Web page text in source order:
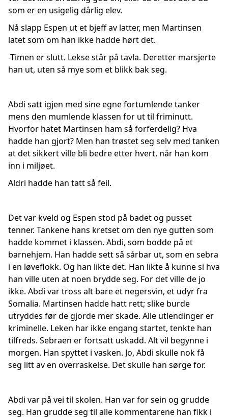
som er en usigelig dårlig elev.
Nå slapp Espen ut et bjeff av latter, men Martinsen
latet som om han ikke hadde hørt det.
-Timen er slutt. Lekse står på tavla. Deretter marsjerte
han ut, uten så mye som et blikk bak seg.
Abdi satt igjen med sine egne fortumlende tanker
mens den mumlende klassen for ut til friminutt.
Hvorfor hatet Martinsen ham så forferdelig? Hva
hadde han gjort? Men han trøstet seg selv med tanken
at det sikkert ville bli bedre etter hvert, når han kom
inn i miljøet.
Aldri hadde han tatt så feil.
Det var kveld og Espen stod på badet og pusset
tenner. Tankene hans kretset om den nye gutten som
hadde kommet i klassen. Abdi, som bodde på et
barnehjem. Han hadde sett så sårbar ut, som en sebra
i en løveflokk. Og han likte det. Han likte å kunne si hva
han ville uten at noen brydde seg. For det ville de jo
ikke. Abdi var tross alt bare et negersvin, et udyr fra
Somalia. Martinsen hadde hatt rett; slike burde
utryddes før de gjorde mer skade. Alle utlendinger er
kriminelle. Leken har ikke engang startet, tenkte han
tilfreds. Sebraen er fortsatt uskadd. Alt vil begynne i
morgen. Han spyttet i vasken. Jo, Abdi skulle nok få
seg litt av en overraskelse. Det skulle han sørge for.
Abdi var på vei til skolen. Han var for sein og grudde
seg. Han grudde seg til alle kommentarene han fikk i